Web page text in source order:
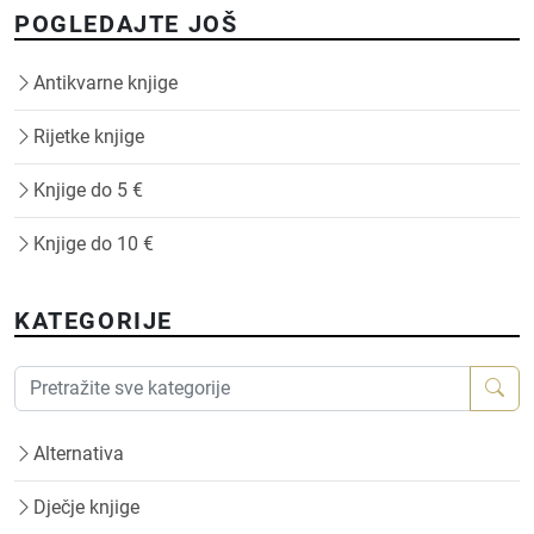
POGLEDAJTE JOŠ
Antikvarne knjige
Rijetke knjige
Knjige do 5 €
Knjige do 10 €
KATEGORIJE
Alternativa
Dječje knjige